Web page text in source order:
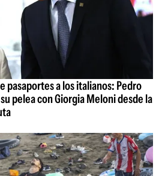
pasaportes a los italianos: Pedro
pelea con Giorgia Meloni desde la